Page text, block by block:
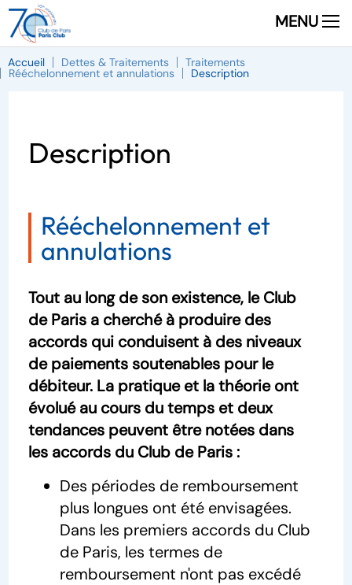
MENU
Accueil Dettes & Traitements Traitements
Rééchelonnement et annulations Description
Description
Rééchelonnement et
annulations
Tout au long de son existence, le Club
de Paris a cherché à produire des
accords qui conduisent à des niveaux
de paiements soutenables pour le
débiteur. La pratique et la théorie ont
évolué au cours du temps et deux
tendances peuvent être notées dans
les accords du Club de Paris :
Des périodes de remboursement
plus longues ont été envisagées.
Dans les premiers accords du Club
de Paris, les termes de
remboursement n'ont pas excédé